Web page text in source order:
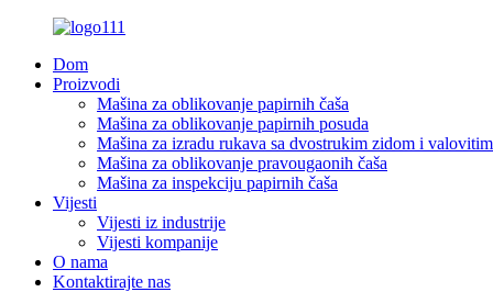
Dom
Proizvodi
Mašina za oblikovanje papirnih čaša
Mašina za oblikovanje papirnih posuda
Mašina za izradu rukava sa dvostrukim zidom i valovitim
Mašina za oblikovanje pravougaonih čaša
Mašina za inspekciju papirnih čaša
Vijesti
Vijesti iz industrije
Vijesti kompanije
O nama
Kontaktirajte nas